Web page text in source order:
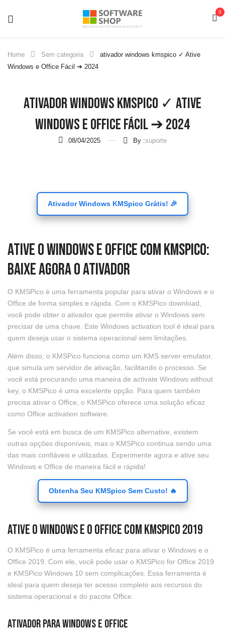
0
Home Sem categoria
ativador windows kmspico ✓ Ative
Windows e Office Fácil ➔ 2024
Ativador Windows Kmspico ✓ Ative
Windows E Office Fácil ➔ 2024
08/04/2025 By :suporte
Ativador Windows KMSpico Grátis! 🎉
Ative o Windows e Office com KMSPico:
Baixe Agora o Ativador
O KMSPico é uma ferramenta popular para ativar o Windows e o
Office de forma simples e rápida. Com o KMSPico download,
você pode obter o ativador que permite ativar o Windows sem
precisar de uma chave. Este Windows activation tool é ideal para
quem deseja usar o sistema operacional sem limitações.
Além disso, o KMSPico funciona como um KMS server emulator,
que simula um servidor de ativação, facilitando o processo. Se
você está procurando uma maneira de activate Windows without
key, o KMSPico é uma excelente opção. Para quem também
precisa ativar o Office, o KMSPico oferece uma solução eficaz
como Office activation software.
Se você está em busca de um KMSPico alternative, existem
outras opções disponíveis, mas o KMSPico continua sendo uma
das mais confiáveis e utilizadas. Experimente agora e ative seu
Windows e Office de maneira fácil e rápida!
Obtenha Seu KMSpico Sem Custo! 🔥
Ative o Windows e o Office com KMSPico 2019
O KMSPico é uma ferramenta eficaz para ativar o Windows e o
Office 2019. Com ele, você pode usar o KMSPico for Office 2019
e KMSPico Windows 10 sem complicações. Essa ferramenta é
ideal para quem deseja ter acesso completo aos recursos do
sistema operacional e do pacote Office.
Ativador para Windows e Office